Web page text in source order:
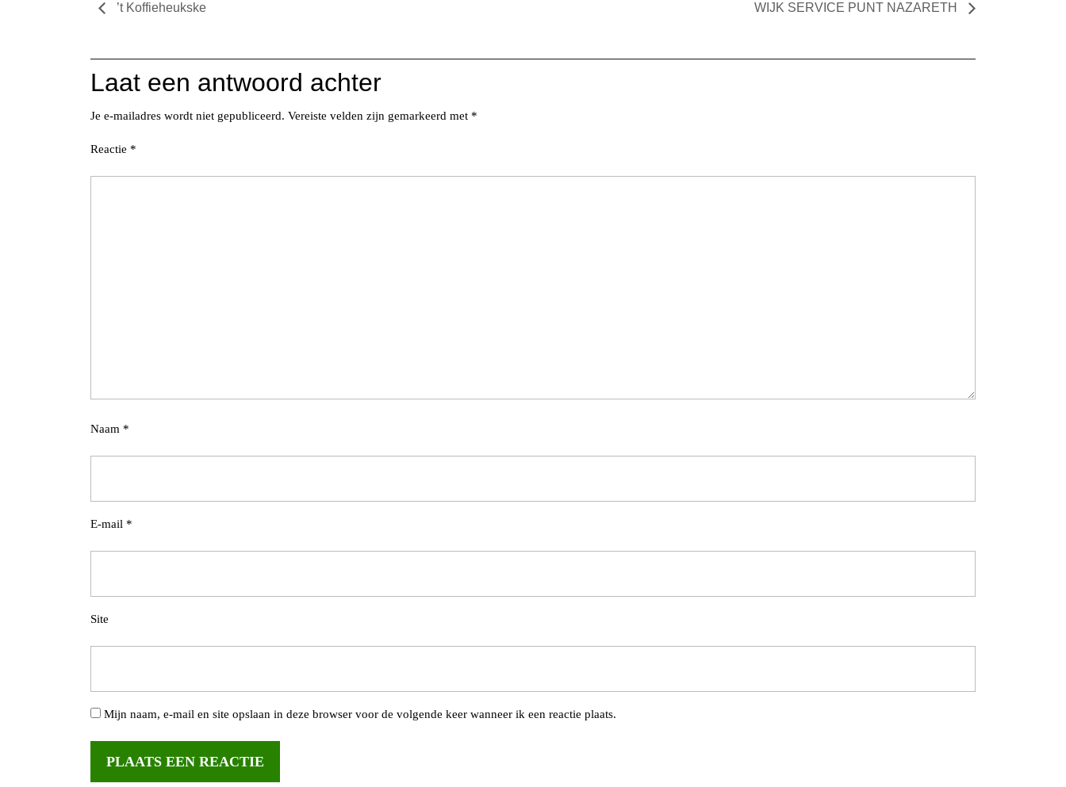
’t Koffieheukske WIJK SERVICE PUNT NAZARETH
Laat een antwoord achter
Je e-mailadres wordt niet gepubliceerd. Vereiste velden zijn gemarkeerd met *
Reactie *
Naam *
E-mail *
Site
Mijn naam, e-mail en site opslaan in deze browser voor de volgende keer wanneer ik een reactie plaats.